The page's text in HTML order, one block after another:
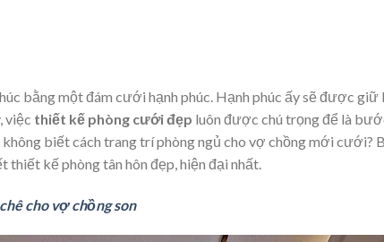
bằng một đám cưới hạnh phúc. Hạnh phúc ấy sẽ được giữ
việc thiết kế phòng cưới đẹp luôn được chú trọng để là
biết cách trang trí phòng ngủ cho vợ chồng mới cưới?
thiết kế phòng tân hôn đẹp, hiện đại nhất.
cho vợ chồng son